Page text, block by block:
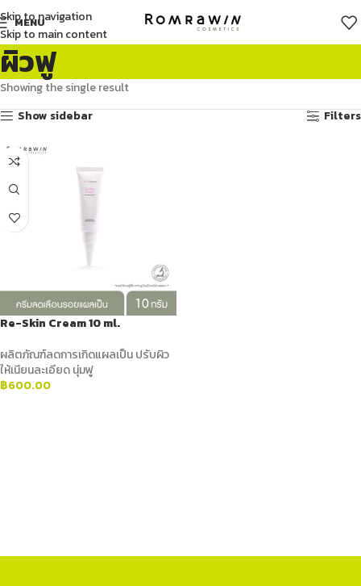
Skip to navigation
Skip to main content
MENU
ผิวฟู
Showing the single result
Show sidebar
Filters
Re-Skin Cream 10 ml.
ผลิตภัณฑ์ลดการเกิดแผลเป็น ปรับผิว
ให้เนียนละเอียด นุ่มฟู
฿600.00